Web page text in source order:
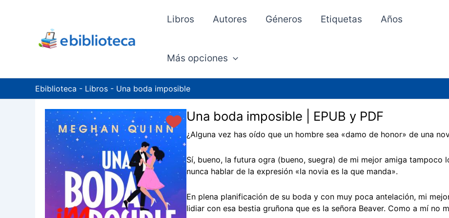
Libros Autores Géneros Etiquetas Años
Más opciones
Ebiblioteca - Libros - Una boda imposible
Una boda imposible | EPUB y PDF
¿Alguna vez has oído que un hombre sea «damo de honor» de una
Sí, bueno, la futura ogra (bueno, suegra) de mi mejor amiga tampoco
nunca hablar de la expresión «la novia es la que manda».
En plena planificación de su boda y con muy poca antelación, mi
lidiar con esa bestia gruñona que es la señora Beaver. Como a mí no